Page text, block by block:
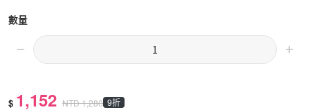
數量
$ 1,152 NTD1,280 9折